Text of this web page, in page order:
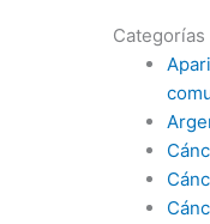
Categorías